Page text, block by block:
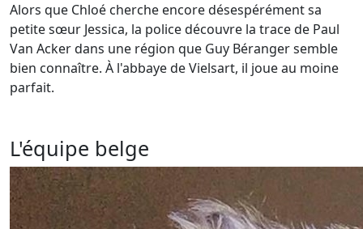
Alors que Chloé cherche encore désespérément sa
petite sœur Jessica, la police découvre la trace de Paul
Van Acker dans une région que Guy Béranger semble
bien connaître. À l'abbaye de Vielsart, il joue au moine
parfait.
L'équipe belge